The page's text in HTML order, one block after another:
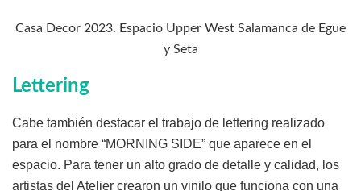
Casa Decor 2023. Espacio Upper West Salamanca de Egue
y Seta
Lettering
Cabe también destacar el trabajo de lettering realizado
para el nombre “MORNING SIDE” que aparece en el
espacio. Para tener un alto grado de detalle y calidad, los
artistas del Atelier crearon un vinilo que funciona con una